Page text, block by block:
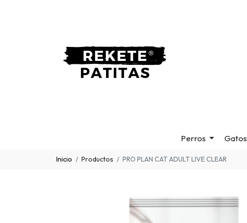
Perros Gatos
Inicio Productos PRO PLAN CAT ADULT LIVE CLEAR